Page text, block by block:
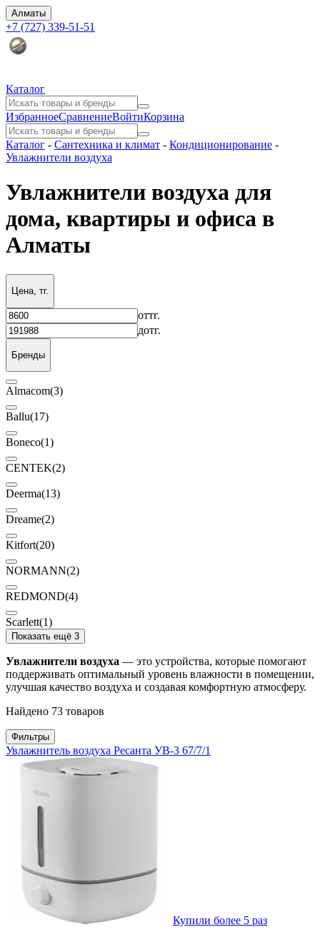
Алматы
+7 (727) 339-51-51
Каталог
ИзбранноеСравнениеВойтиКорзина
Каталог - Сантехника и климат - Кондиционирование -
Увлажнители воздуха
Увлажнители воздуха для
дома, квартиры и офиса в
Алматы
Цена, тг.
оттг.
дотг.
Бренды
Almacom(3)
Ballu(17)
Boneco(1)
CENTEK(2)
Deerma(13)
Dreame(2)
Kitfort(20)
NORMANN(2)
REDMOND(4)
Scarlett(1)
Показать ещё 3
Увлажнители воздуха — это устройства, которые помогают
поддерживать оптимальный уровень влажности в помещении,
улучшая качество воздуха и создавая комфортную атмосферу.
Найдено 73 товаров
Фильтры
Увлажнитель воздуха Ресанта УВ-3 67/7/1
Купили более 5 раз